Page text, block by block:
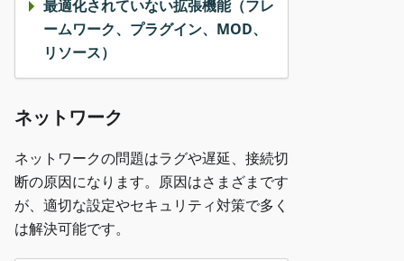
最適化されていない拡張機能（フレ
ームワーク、プラグイン、MOD、
リソース）
ネットワーク
ネットワークの問題はラグや遅延、接続切
断の原因になります。原因はさまざまです
が、適切な設定やセキュリティ対策で多く
は解決可能です。